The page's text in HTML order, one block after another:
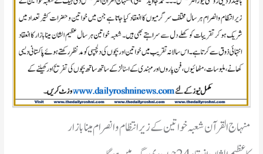
منہاج القر آن شعبہ خواتین کے زیر انتظام وانصرام مینا بازار